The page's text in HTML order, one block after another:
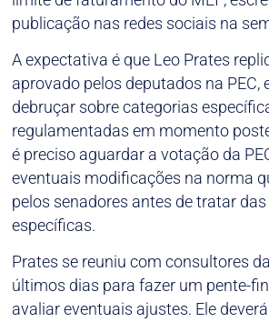
publicação nas redes sociais na
A expectativa é que Leo Prates
aprovado pelos deputados na PEC,
debruçar sobre categorias
regulamentadas em momento
é preciso aguardar a votação da
eventuais modificações na norma
pelos senadores antes de tratar
específicas.
Prates se reuniu com consultores
últimos dias para fazer um pente-
avaliar eventuais ajustes. Ele